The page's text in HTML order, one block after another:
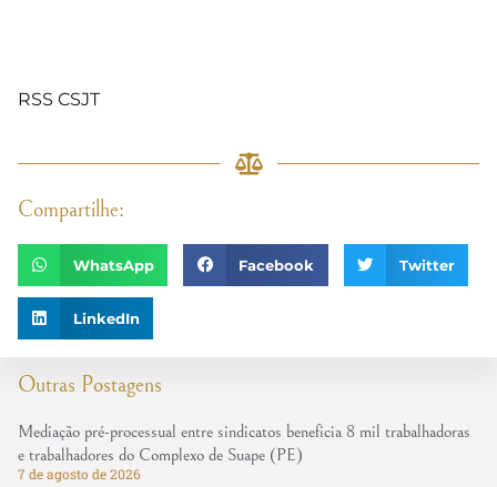
Outras Postagens
Mediação pré-processual entre sindicatos beneficia 8 mil trabalhadoras
e trabalhadores do Complexo de Suape (PE)
7 de agosto de 2026
RSS CSJT
Compartilhe:
WhatsApp Facebook Twitter
LinkedIn